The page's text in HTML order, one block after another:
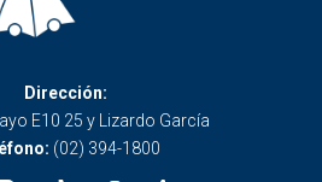
Dirección:
E10 25 y Lizardo García
(02) 394-1800